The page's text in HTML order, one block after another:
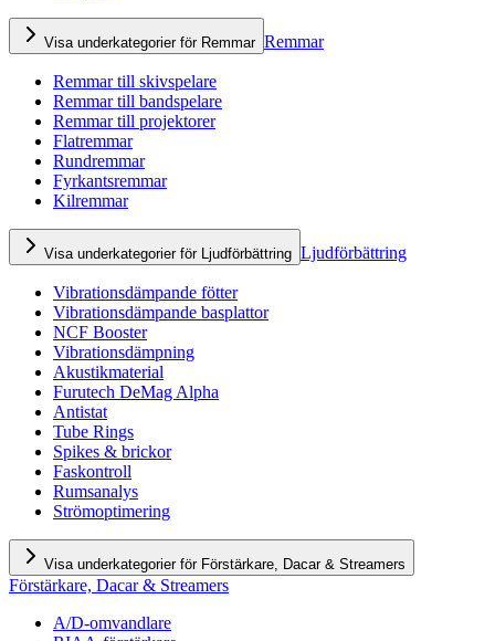
Visa underkategorier för Remmar Remmar
Remmar till skivspelare
Remmar till bandspelare
Remmar till projektorer
Flatremmar
Rundremmar
Fyrkantsremmar
Kilremmar
Visa underkategorier för Ljudförbättring Ljudförbättring
Vibrationsdämpande fötter
Vibrationsdämpande basplattor
NCF Booster
Vibrationsdämpning
Akustikmaterial
Furutech DeMag Alpha
Antistat
Tube Rings
Spikes & brickor
Faskontroll
Rumsanalys
Strömoptimering
Visa underkategorier för Förstärkare, Dacar & Streamers
Förstärkare, Dacar & Streamers
A/D-omvandlare